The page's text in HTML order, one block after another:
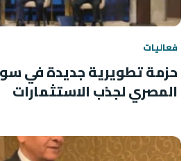
فعاليات
حزمة تطويرية جديدة في
المصري لجذب الاستثمارات